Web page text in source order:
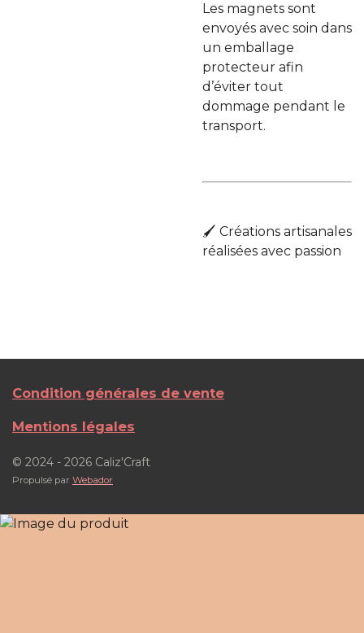
Les magnets sont
envoyés avec soin dans
un emballage
protecteur afin
d’éviter tout
dommage pendant le
transport.
🖌️ Créations artisanales
réalisées avec passion
Condition générales de vente
Mentions légales
© 2024 - 2026 Caliz'Craft
Propulsé par Webador